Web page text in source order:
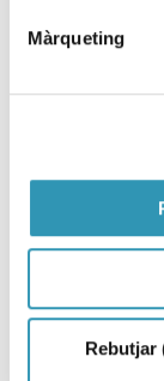
Màrqueting
Rebutjar
de
EPISODIO AMBIENTAL